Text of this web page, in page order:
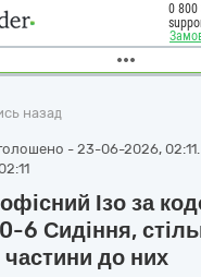
0 800
назад
- 23-06-2026, 02:11.
Ізо за
6 Сидіння,
частини до них